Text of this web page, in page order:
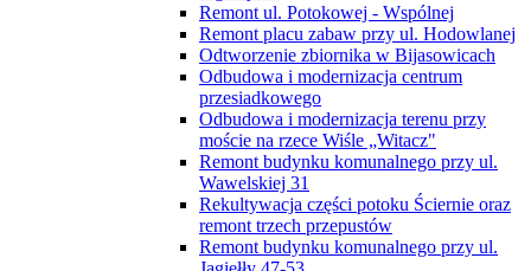
Remont ul. Potokowej - Wspólnej
Remont placu zabaw przy ul. Hodowlanej
Odtworzenie zbiornika w Bijasowicach
Odbudowa i modernizacja centrum
przesiadkowego
Odbudowa i modernizacja terenu przy
moście na rzece Wiśle „Witacz"
Remont budynku komunalnego przy ul.
Wawelskiej 31
Rekultywacja części potoku Ściernie oraz
remont trzech przepustów
Remont budynku komunalnego przy ul.